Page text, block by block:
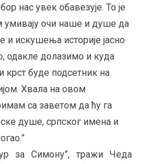
нас увек обавезује. То је
очи наше и душе да
и искушења историје јасно
одакле долазимо и куда
крст буде подсетник на
Хвала на овом
са заветом да ћу га
душе, српског имена и
за Симону”, тражи Чеда